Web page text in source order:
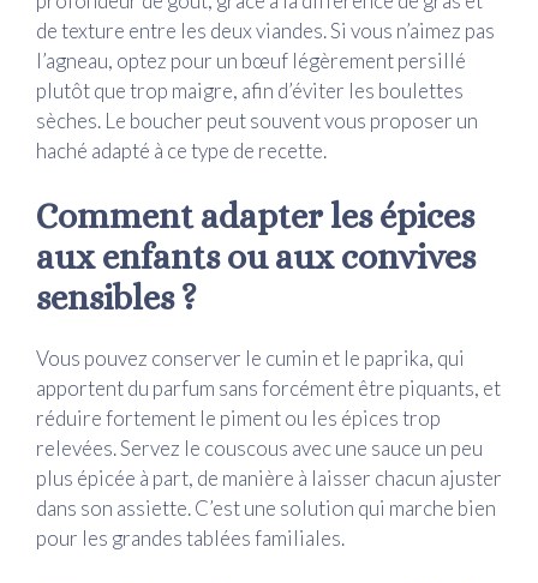
de texture entre les deux viandes. Si vous n’aimez pas
l’agneau, optez pour un bœuf légèrement persillé
plutôt que trop maigre, afin d’éviter les boulettes
sèches. Le boucher peut souvent vous proposer un
haché adapté à ce type de recette.
Comment adapter les épices
aux enfants ou aux convives
sensibles ?
Vous pouvez conserver le cumin et le paprika, qui
apportent du parfum sans forcément être piquants, et
réduire fortement le piment ou les épices trop
relevées. Servez le couscous avec une sauce un peu
plus épicée à part, de manière à laisser chacun ajuster
dans son assiette. C’est une solution qui marche bien
pour les grandes tablées familiales.